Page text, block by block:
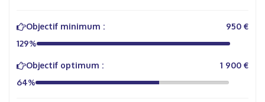
Objectif minimum :
950 €
129%
Objectif optimum :
1 900 €
64%